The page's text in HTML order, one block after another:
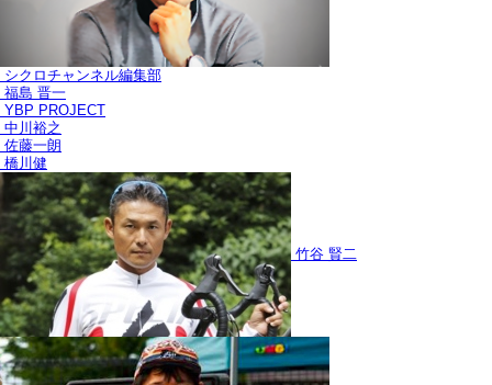
シクロチャンネル編集部
福島 晋一
YBP PROJECT
中川裕之
佐藤一朗
橋川健
竹谷 賢二